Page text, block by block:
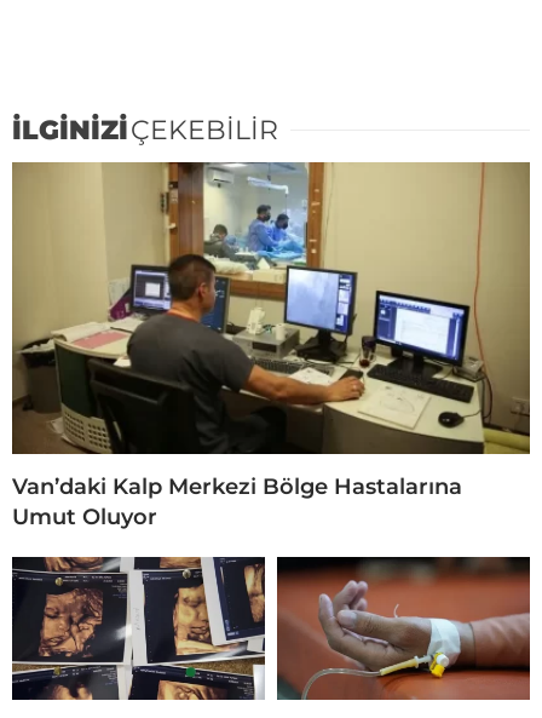
İLGİNİZİÇEKEBİLİR
Van’daki Kalp Merkezi Bölge Hastalarına
Umut Oluyor